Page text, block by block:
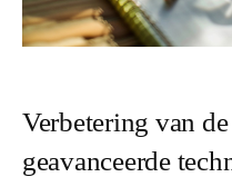
Verbetering van
geavanceerde